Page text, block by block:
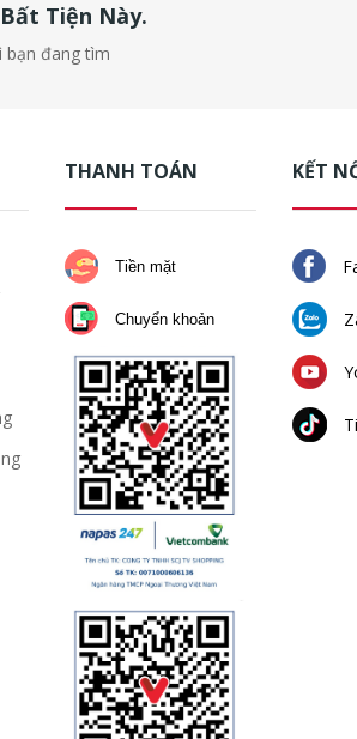
Tiện Này.
bạn đang tìm
THANH TOÁN
Tiền mặt
Chuyển khoản
KẾT